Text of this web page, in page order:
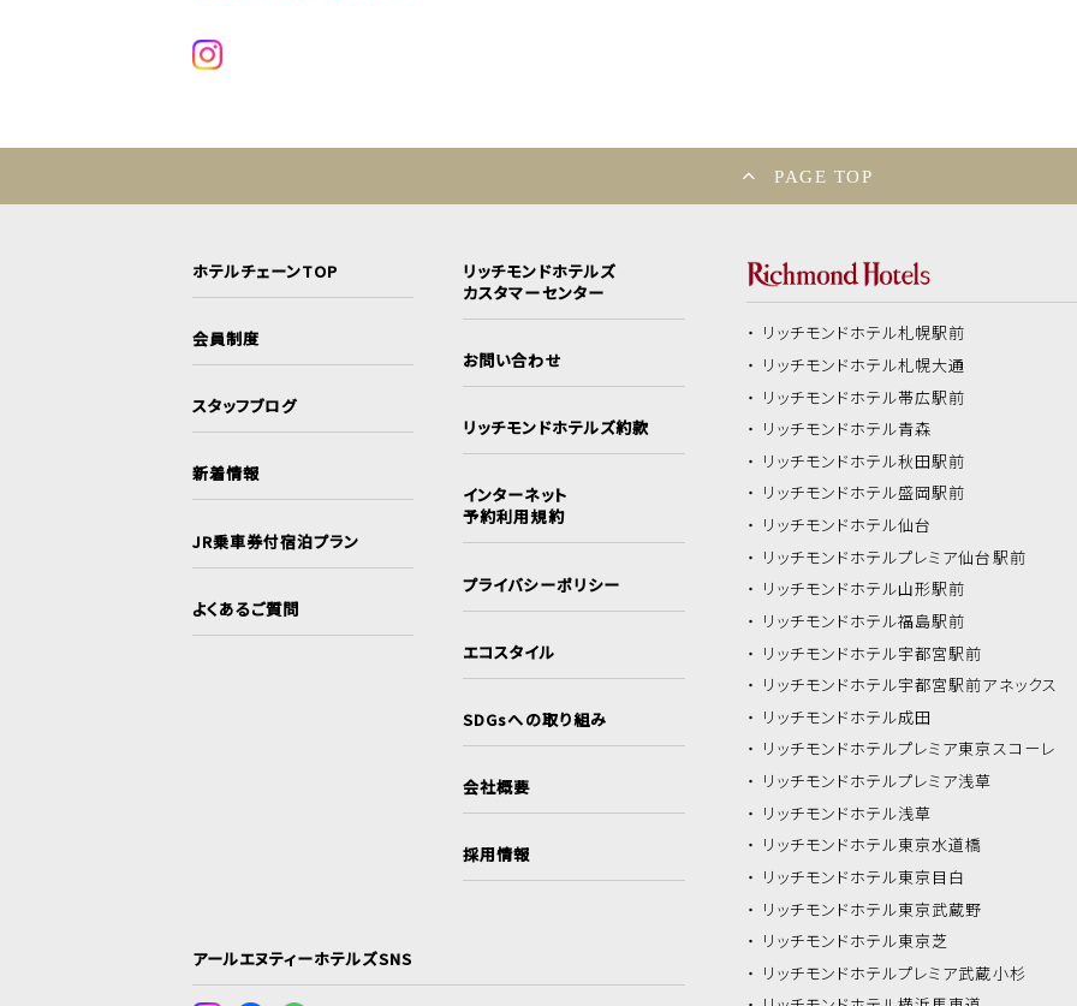
PAGE TOP
ホテルチェーンTOP
会員制度
スタッフブログ
新着情報
JR乗車券付宿泊プラン
よくあるご質問
リッチモンドホテルズ
カスタマーセンター
お問い合わせ
リッチモンドホテルズ約款
インターネット
予約利用規約
プライバシーポリシー
エコスタイル
SDGsへの取り組み
会社概要
採用情報
アールエヌティーホテルズSNS
リッチモンドホテル札幌駅前
リッチモンドホテル札幌大通
リッチモンドホテル帯広駅前
リッチモンドホテル青森
リッチモンドホテル秋田駅前
リッチモンドホテル盛岡駅前
リッチモンドホテル仙台
リッチモンドホテルプレミア仙台駅前
リッチモンドホテル山形駅前
リッチモンドホテル福島駅前
リッチモンドホテル宇都宮駅前
リッチモンドホテル宇都宮駅前アネックス
リッチモンドホテル成田
リッチモンドホテルプレミア東京スコーレ
リッチモンドホテルプレミア浅草
リッチモンドホテル浅草
リッチモンドホテル東京水道橋
リッチモンドホテル東京目白
リッチモンドホテル東京武蔵野
リッチモンドホテル東京芝
リッチモンドホテルプレミア武蔵小杉